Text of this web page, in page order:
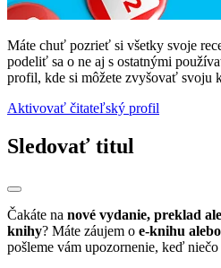
Máte chuť pozrieť si všetky svoje
podeliť sa o ne aj s ostatnými
profil, kde si môžete zvyšovať svoju
Aktivovať čitateľský profil
Sledovať titul
Čakáte na nové vydanie, preklad
knihy? Máte záujem o e-knihu
pošleme vám upozornenie, keď